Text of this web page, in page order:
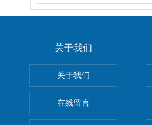
关于我们
关于我们
在线留言